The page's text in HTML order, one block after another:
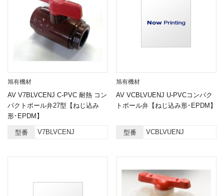
旭有機材
AV V7BLVCENJ C-PVC 耐熱 コン
パクトボール弁27型【ねじ込み
形･EPDM】
型番 V7BLVCENJ
旭有機材
AV VCBLVUENJ U-PVCコンパク
トボール弁【ねじ込み形･EPDM】
型番 VCBLVUENJ